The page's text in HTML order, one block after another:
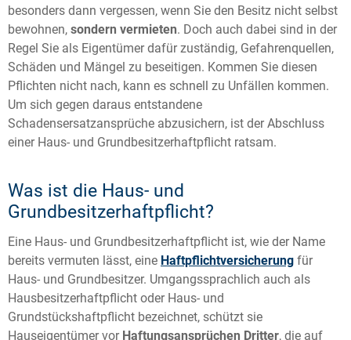
besonders dann vergessen, wenn Sie den Besitz nicht selbst
bewohnen, sondern vermieten. Doch auch dabei sind in der
Regel Sie als Eigentümer dafür zuständig, Gefahrenquellen,
Schäden und Mängel zu beseitigen. Kommen Sie diesen
Pflichten nicht nach, kann es schnell zu Unfällen kommen.
Um sich gegen daraus entstandene
Schadensersatzansprüche abzusichern, ist der Abschluss
einer Haus- und Grundbesitzerhaftpflicht ratsam.
Was ist die Haus- und
Grundbesitzerhaftpflicht?
Eine Haus- und Grundbesitzerhaftpflicht ist, wie der Name
bereits vermuten lässt, eine Haftpflichtversicherung für
Haus- und Grundbesitzer. Umgangssprachlich auch als
Hausbesitzerhaftpflicht oder Haus- und
Grundstückshaftpflicht bezeichnet, schützt sie
Hauseigentümer vor Haftungsansprüchen Dritter, die auf